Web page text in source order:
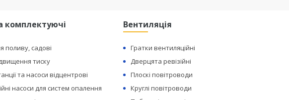
комплектуючі
поливу, садові
тиску
та насоси відцентрові
насоси для систем опалення
Вентиляція
Гратки вентиляційні
Дверцята ревізійні
Плоскі повітроводи
Круглі повітроводи